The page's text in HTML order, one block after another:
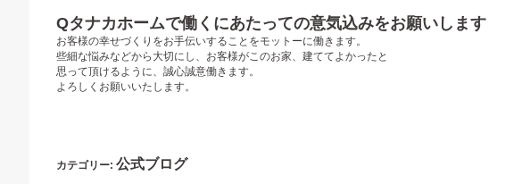
Qタナカホームで働くにあたっての意気込みをお願いします
お客様の幸せづくりをお手伝いすることをモットーに働きます。
些細な悩みなどから大切にし、お客様がこのお家、建ててよかったと
思って頂けるように、誠心誠意働きます。
よろしくお願いいたします。
カテゴリー: 公式ブログ